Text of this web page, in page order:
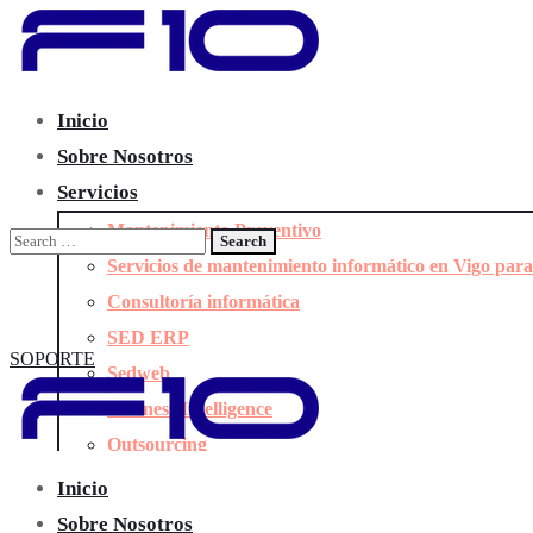
Inicio
Sobre Nosotros
Servicios
Mantenimiento Preventivo
Servicios de mantenimiento informático en Vigo
Consultoría informática
SED ERP
Sedweb
Business Intelligence
Outsourcing
Inteligencia Artificial para Empresas
SOPORTE
Inicio
Sobre Nosotros